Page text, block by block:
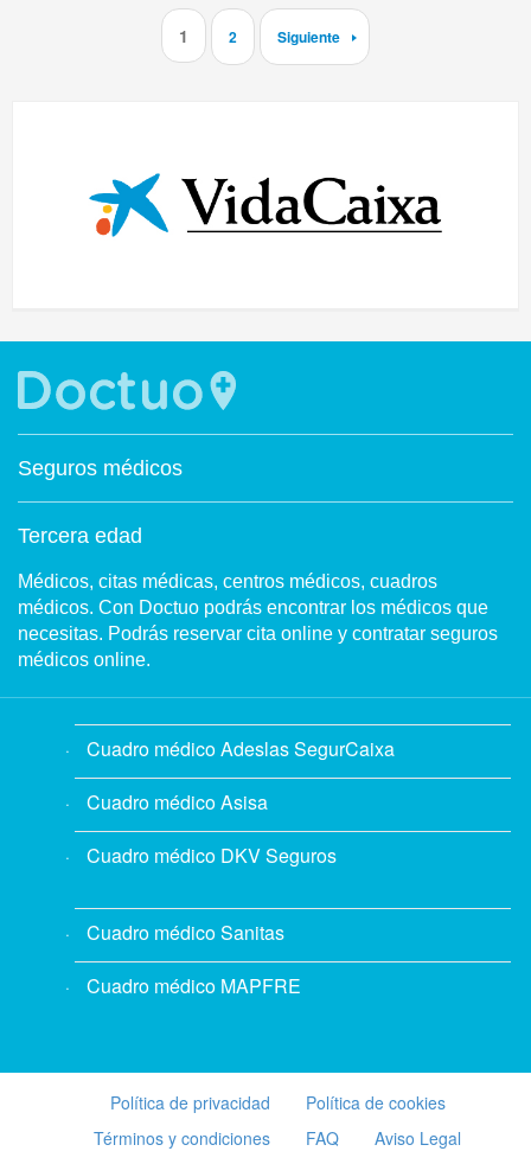
1 2 Siguiente
Seguros médicos
Tercera edad
Médicos, citas médicas, centros médicos, cuadros
médicos. Con Doctuo podrás encontrar los médicos que
necesitas. Podrás reservar cita online y contratar seguros
médicos online.
Cuadro médico Adeslas SegurCaixa
Cuadro médico Asisa
Cuadro médico DKV Seguros
Cuadro médico Sanitas
Cuadro médico MAPFRE
Política de privacidad
Política de cookies
Términos y condiciones
FAQ
Aviso Legal